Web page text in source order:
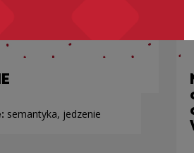
semantyka, jedzenie